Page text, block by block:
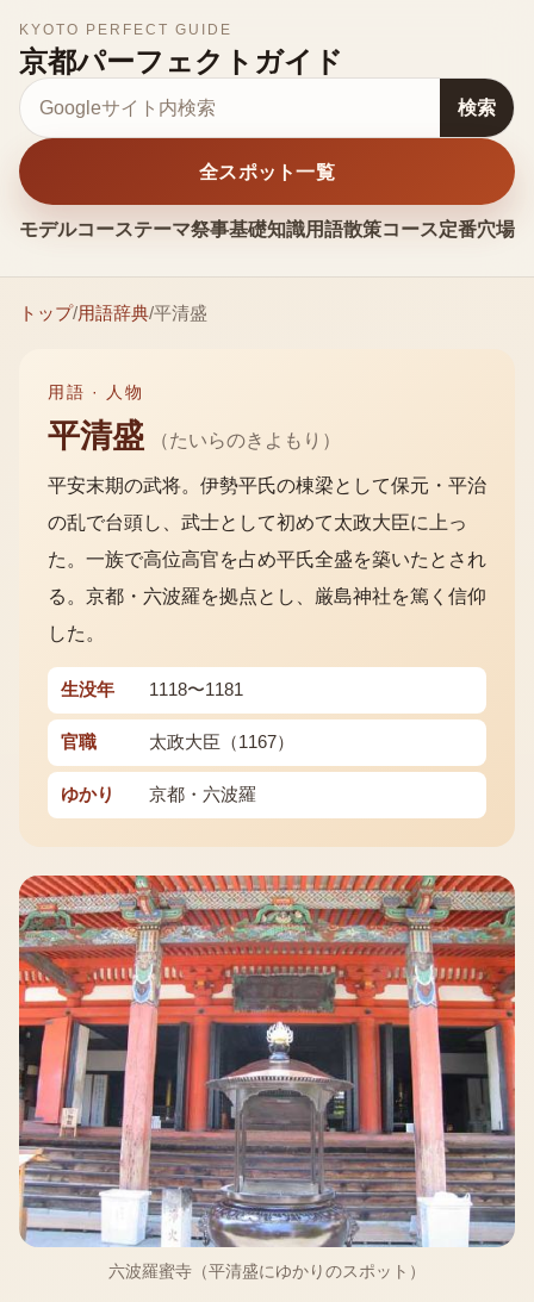
KYOTO PERFECT GUIDE
京都パーフェクトガイド
モデルコーステーマ祭事基礎知識用語散策コース定番穴場
サイト内検索
検索
全スポット一覧
トップ/用語辞典/平清盛
用語 · 人物
平清盛 （たいらのきよもり ）
平安末期の武将。伊勢平氏の棟梁として保元・平治
の乱で台頭し、武士として初めて太政大臣に上っ
た。一族で高位高官を占め平氏全盛を築いたとされ
る。京都・六波羅を拠点とし、厳島神社を篤く信仰
した。
生没年 1118〜1181
官職 太政大臣（1167）
ゆかり 京都・六波羅
六波羅蜜寺（平清盛にゆかりのスポット）